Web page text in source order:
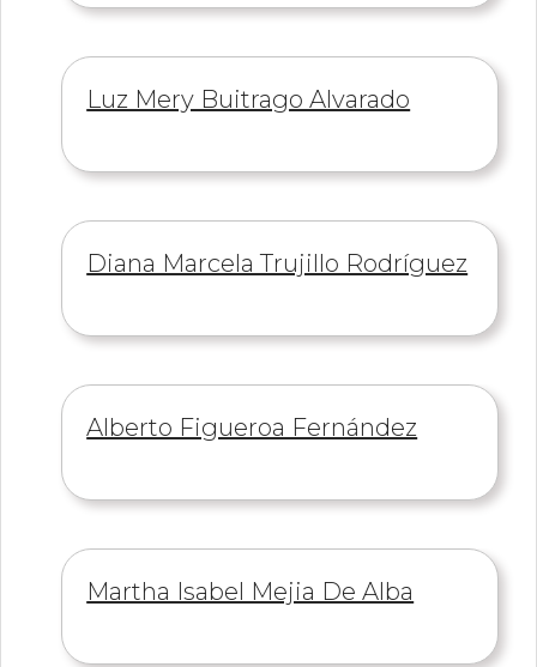
Información
Luz Mery Buitrago Alvarado
Información
Diana Marcela Trujillo Rodríguez
Información
Alberto Figueroa Fernández
Información
Martha Isabel Mejia De Alba